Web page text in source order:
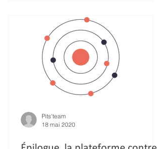
Pits'team
18 mai 2020